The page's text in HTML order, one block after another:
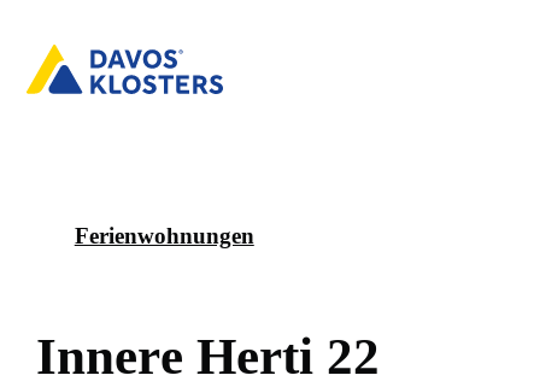
Ferienwohnungen
Innere Herti 22